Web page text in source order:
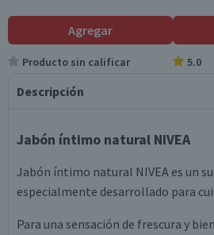
Agregar
Producto sin calificar 5.0
Descripción
Jabón íntimo natural NIVEA
Jabón íntimo natural NIVEA es un
especialmente desarrollado para
Para una sensación de frescura y